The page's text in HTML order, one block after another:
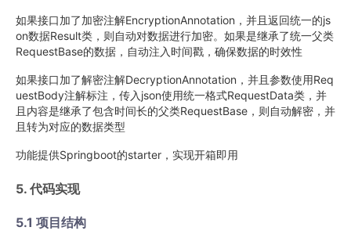
如果接口加了加密注解EncryptionAnnotation，并且返回统一的js
on数据Result类，则自动对数据进行加密。如果是继承了统一父类
RequestBase的数据，自动注入时间戳，确保数据的时效性
如果接口加了解密注解DecryptionAnnotation，并且参数使用Req
uestBody注解标注，传入json使用统一格式RequestData类，并
且内容是继承了包含时间长的父类RequestBase，则自动解密，并
且转为对应的数据类型
功能提供Springboot的starter，实现开箱即用
5. 代码实现
5.1 项目结构